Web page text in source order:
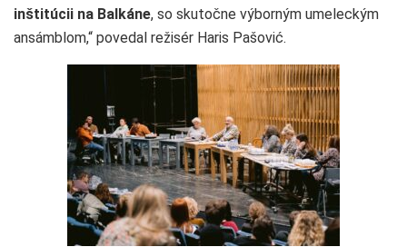
inštitúcii na Balkáne, so skutočne výborným umeleckým
ansámblom,“ povedal režisér Haris Pašović.